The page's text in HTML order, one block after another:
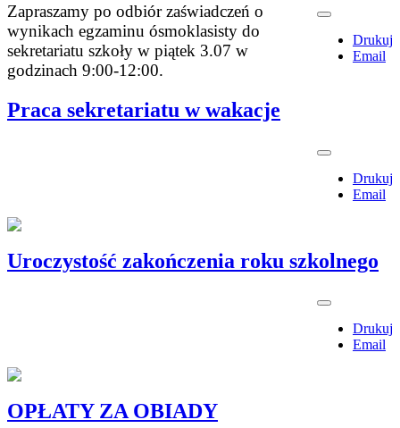
Drukuj
Email
Zapraszamy po odbiór zaświadczeń o
wynikach egzaminu ósmoklasisty do
sekretariatu szkoły w piątek 3.07 w
godzinach 9:00-12:00.
Praca sekretariatu w wakacje
Drukuj
Email
Uroczystość zakończenia roku szkolnego
Drukuj
Email
OPŁATY ZA OBIADY